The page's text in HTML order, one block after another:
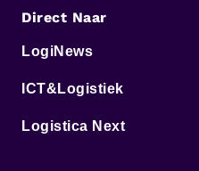
Direct Naar
LogiNews
ICT&Logistiek
Logistica Next